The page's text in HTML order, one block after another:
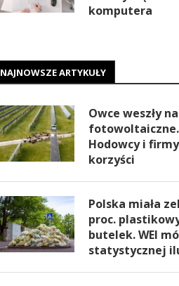
komputera
NAJNOWSZE ARTYKUŁY
Owce weszły
fotowoltaiczne.
Hodowcy i
korzyści
Polska miała
proc.
butelek. WEI
statystycznej